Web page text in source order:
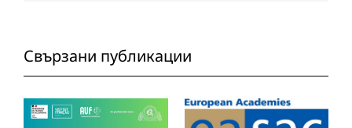
Свързани публикации